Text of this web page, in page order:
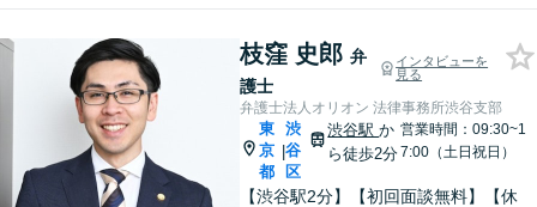
枝窪 史郎 弁
護士
インタビューを
見る
弁護士法人オリオン 法律事務所渋谷支部
東
京
都
|
渋
谷
区
渋谷駅か
ら徒歩2分
営業時間：09:30~1
7:00（土日祝日）
【渋谷駅2分】【初回面談無料】【休